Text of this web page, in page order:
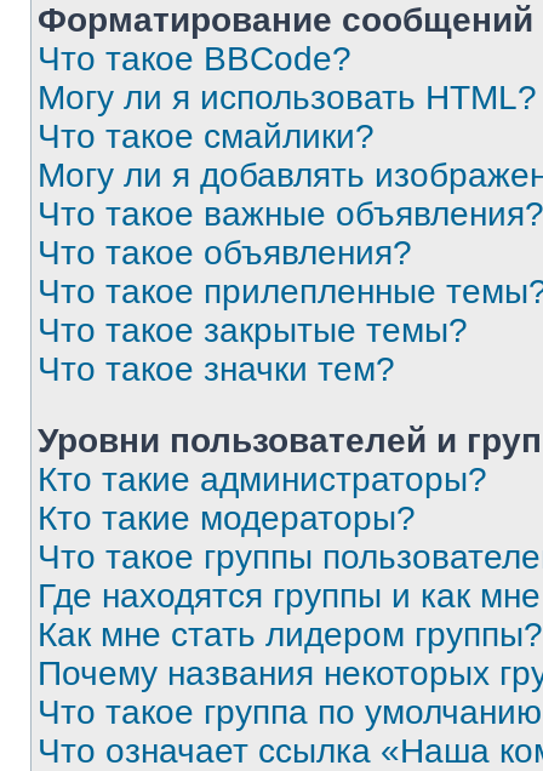
Форматирование
Что такое BBCode?
Могу ли я использовать HTML?
Что такое смайлики?
Могу ли я добавлять
Что такое важные объявления?
Что такое объявления?
Что такое прилепленные
Что такое закрытые темы?
Что такое значки тем?
Уровни пользователей и
Кто такие администраторы?
Кто такие модераторы?
Что такое группы
Где находятся группы и как
Как мне стать лидером группы?
Почему названия некоторых
Что такое группа по
Что означает ссылка «Наша